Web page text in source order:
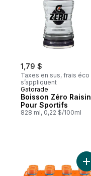
1,79 $
Taxes en sus, frais éco
s’appliquent
Gatorade
Boisson Zéro Raisin
Pour Sportifs
828 ml, 0,22 $/100ml